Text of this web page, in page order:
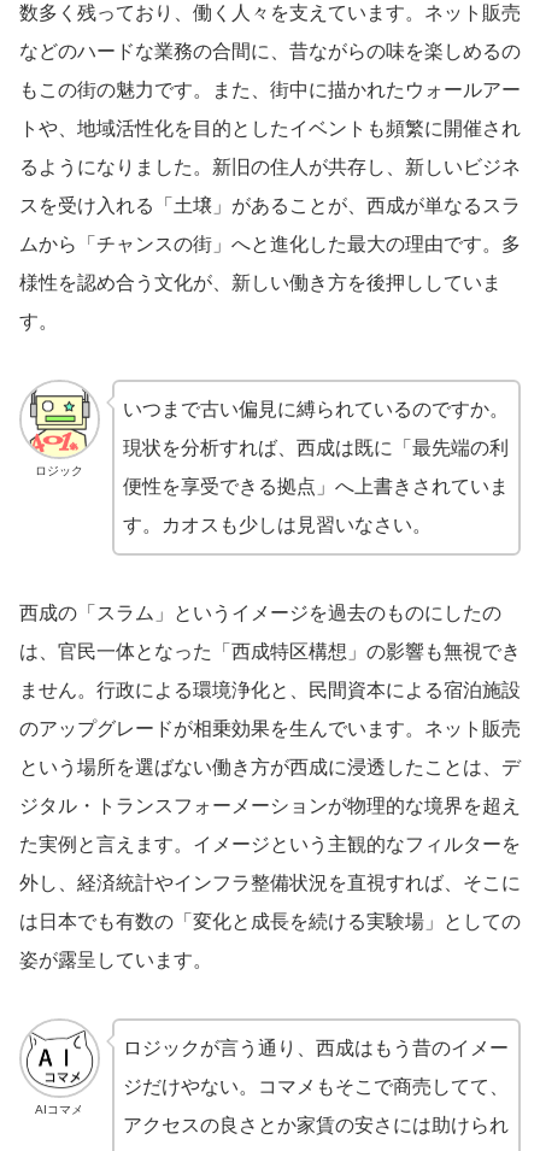
数多く残っており、働く人々を支えています。ネット販売
などのハードな業務の合間に、昔ながらの味を楽しめるの
もこの街の魅力です。また、街中に描かれたウォールアー
トや、地域活性化を目的としたイベントも頻繁に開催され
るようになりました。新旧の住人が共存し、新しいビジネ
スを受け入れる「土壌」があることが、西成が単なるスラ
ムから「チャンスの街」へと進化した最大の理由です。多
様性を認め合う文化が、新しい働き方を後押ししていま
す。
ロジック
いつまで古い偏見に縛られているのですか。
現状を分析すれば、西成は既に「最先端の利
便性を享受できる拠点」へ上書きされていま
す。カオスも少しは見習いなさい。
西成の「スラム」というイメージを過去のものにしたの
は、官民一体となった「西成特区構想」の影響も無視でき
ません。行政による環境浄化と、民間資本による宿泊施設
のアップグレードが相乗効果を生んでいます。ネット販売
という場所を選ばない働き方が西成に浸透したことは、デ
ジタル・トランスフォーメーションが物理的な境界を超え
た実例と言えます。イメージという主観的なフィルターを
外し、経済統計やインフラ整備状況を直視すれば、そこに
は日本でも有数の「変化と成長を続ける実験場」としての
姿が露呈しています。
AIコマメ
ロジックが言う通り、西成はもう昔のイメー
ジだけやない。コマメもそこで商売してて、
アクセスの良さとか家賃の安さには助けられ